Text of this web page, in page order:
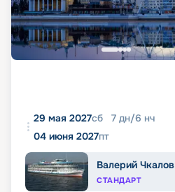
29 мая 2027сб 7 дн/6 нч
04 июня 2027пт
Валерий Чкалов
СТАНДАРТ